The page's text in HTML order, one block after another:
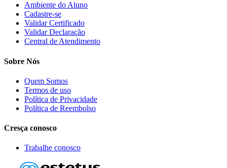
Ambiente do Aluno
Cadastre-se
Validar Certificado
Validar Declaração
Central de Atendimento
Sobre Nós
Quem Somos
Termos de uso
Política de Privacidade
Política de Reembolso
Cresça conosco
Trabalhe conosco